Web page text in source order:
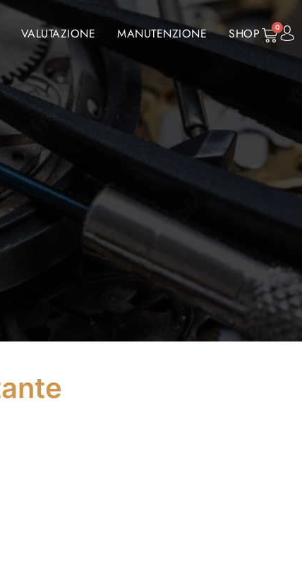
0
VALUTAZIONE MANUTENZIONE SHOP